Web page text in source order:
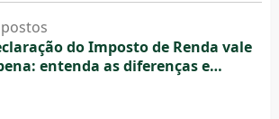
do Imposto de Renda vale
entenda as diferenças e